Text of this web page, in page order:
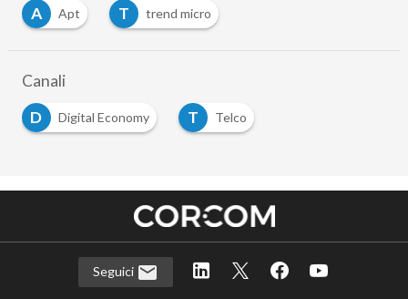
A
Apt T
trend micro
Canali
D
Digital Economy T
Telco
Seguici